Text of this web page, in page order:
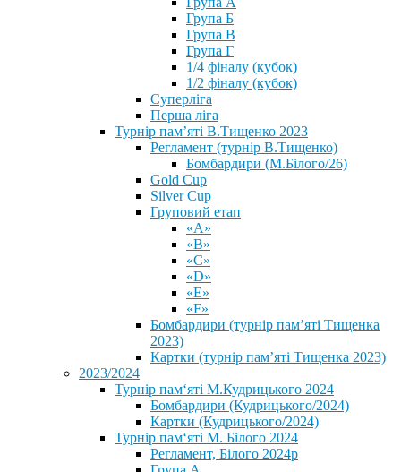
Група Б
Група В
Група Г
1/4 фіналу (кубок)
1/2 фіналу (кубок)
Суперліга
Перша ліга
Турнір пам’яті В.Тищенко 2023
Регламент (турнір В.Тищенко)
Бомбардири (М.Білого/26)
Gold Cup
Silver Cup
Груповий етап
«А»
«В»
«С»
«D»
«Е»
«F»
Бомбардири (турнір пам’яті Тищенка
2023)
Картки (турнір пам’яті Тищенка 2023)
2023/2024
⁨Турнір пам‘яті М.Кудрицького 2024
Бомбардири (Кудрицького/2024)
Картки (Кудрицького/2024)
⁨Турнір пам‘яті М. Білого 2024⁩
Регламент, Білого 2024р